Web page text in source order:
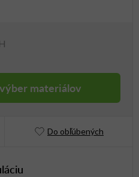
materiálov
Do obľúbených